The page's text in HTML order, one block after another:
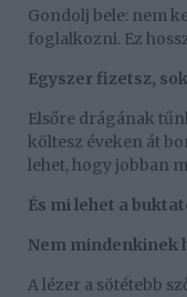
Gondolj bele: nem
foglalkozni. Ez
Egyszer fizetsz,
Elsőre drágának
költesz éveken át
lehet, hogy jobban
És mi lehet a
Nem mindenkinek
A lézer a sötétebb